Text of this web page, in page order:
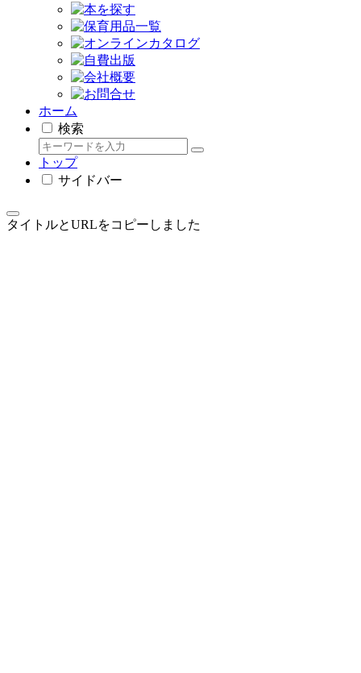
ホーム
検索
トップ
サイドバー
タイトルとURLをコピーしました